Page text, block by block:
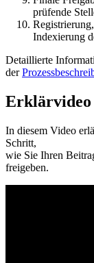
prüfende
Indexierung
Detaillierte
der
Erklärvideo
In diesem Video
Schritt,
wie Sie Ihren
freigeben.